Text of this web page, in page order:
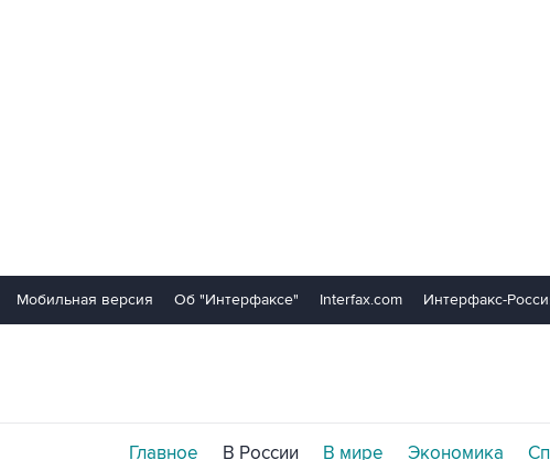
Мобильная версия Об "Интерфаксе" Interfax.com Интерфакс-
Главное В России В мире Экономика